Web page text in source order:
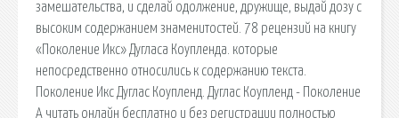
замешательства, и сделай одолжение, дружище, выдай дозу с
высоким содержанием знаменитостей. 78 рецензий на книгу
«Поколение Икс» Дугласа Коупленда. которые
непосредственно относились к содержанию текста.
Поколение Икс Дуглас Коупленд. Дуглас Коупленд - Поколение
А читать онлайн бесплатно и без регистрации полностью